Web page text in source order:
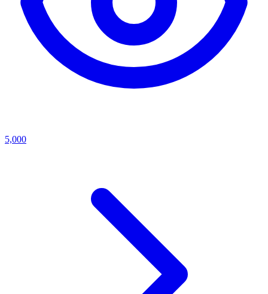
5,000